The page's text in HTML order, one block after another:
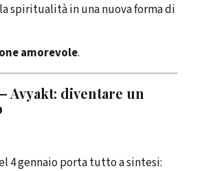
spiritualità in una nuova forma di
amorevole.
Avyakt: diventare un
4 gennaio porta tutto a sintesi: